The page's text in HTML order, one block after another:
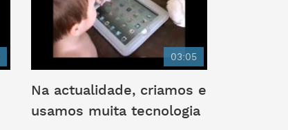
03:05
Na actualidade, criamos e
usamos muita tecnologia